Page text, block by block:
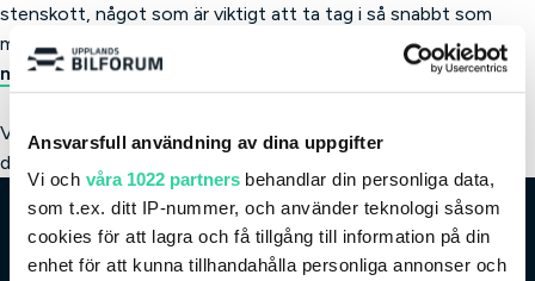
Ansvarsfull användning av dina uppgifter
Vi och våra 1022 partnersbehandlar din personliga data,
som t.ex. ditt IP-nummer, och använder teknologi såsom
cookies för att lagra och få tillgång till information på din
enhet för att kunna tillhandahålla personliga annonser och
stenskott, något som är viktigt att ta tag i så snabbt som
möjligt för att skadan inte ska bli större än nödvändigt.Läs
mer om detta här!
Välkommen att boka tid i vår verkstad
så hjälper vi dig med
ditt stenskott, snabbt och effektivt!